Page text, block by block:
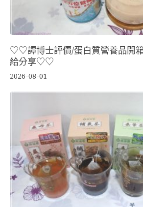
♡♡譚博士評價/蛋白質營養品開
給分享♡♡
2026-08-01